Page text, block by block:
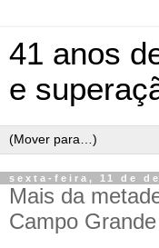
41 anos
e
sexta-feira, 11 de
Mais da
Campo